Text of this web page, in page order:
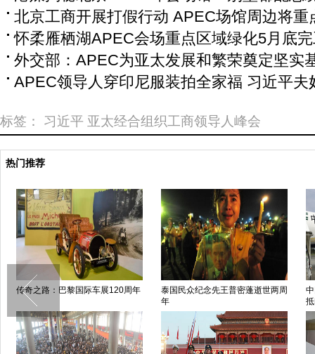
北京工商开展打假行动 APEC场馆周边将重
怀柔雁栖湖APEC会场重点区域绿化5月底
外交部：APEC为亚太发展和繁荣奠定坚实
APEC领导人穿印尼服装拍全家福 习近平夫
标签： 习近平 亚太经合组织工商领导人峰会
热门推荐
传奇之路：巴黎国际车展120周年
泰国民众纪念先王普密蓬逝世两周
年